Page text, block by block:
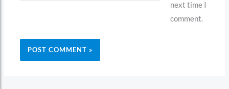
next time I
comment.